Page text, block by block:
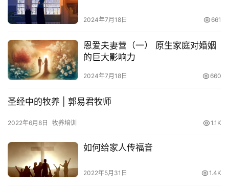
讲
座
赞
美
敬
拜
神
究
登录
2024年7月18日 661
恩爱夫妻营（一） 原生家庭对婚姻
的巨大影响力
2024年7月18日 660
圣经中的牧养 | 郭易君牧师
2022年6月8日 牧养培训 1.1K
如何给家人传福音
2022年5月31日 1.4K